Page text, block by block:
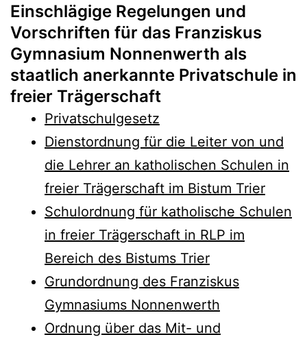
Einschlägige Regelungen und
Vorschriften für das Franziskus
Gymnasium Nonnenwerth als
staatlich anerkannte Privatschule in
freier Trägerschaft
Privatschulgesetz
Dienstordnung für die Leiter von und
die Lehrer an katholischen Schulen in
freier Trägerschaft im Bistum Trier
Schulordnung für katholische Schulen
in freier Trägerschaft in RLP im
Bereich des Bistums Trier
Grundordnung des Franziskus
Gymnasiums Nonnenwerth
Ordnung über das Mit- und